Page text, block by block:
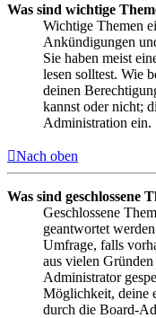
Was sind wichtige
Wichtige Themen
Ankündigungen
Sie haben meist
lesen solltest. Wie
deinen
kannst oder nicht;
Administration ein.
Nach oben
Was sind geschlossene
Geschlossene
geantwortet
Umfrage, falls
aus vielen
Administrator
Möglichkeit, deine
durch die Board-